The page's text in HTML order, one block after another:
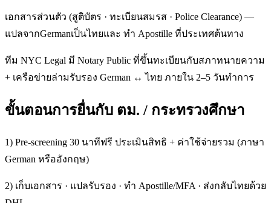
เอกสารส่วนตัว (สูติบัตร · ทะเบียนสมรส · Police Clearance) —
แปลจากGermanเป็นไทยและ ทำ Apostille ที่ประเทศต้นทาง
ทีม NYC Legal มี Notary Public ที่ขึ้นทะเบียนกับสภาทนายความ
+ เครือข่ายล่ามรับรอง German ↔ ไทย ภายใน 2–5 วันทำการ
ขั้นตอนการยื่นกับ ตม. / กระทรวงศึกษา
1) Pre-screening 30 นาทีฟรี ประเมินสิทธิ + ค่าใช้จ่ายรวม (ภาษา
German หรืออังกฤษ)
2) เก็บเอกสาร · แปลรับรอง · ทำ Apostille/MFA · ส่งกลับไทยด้วย